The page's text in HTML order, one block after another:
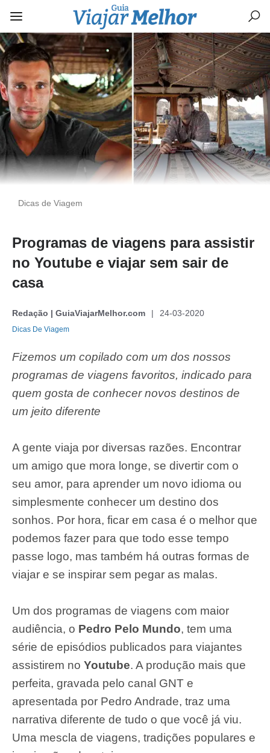
Dicas de Viagem
Programas de viagens para assistir
no Youtube e viajar sem sair de
casa
Redação | GuiaViajarMelhor.com 24-03-2020
Dicas De Viagem
Fizemos um copilado com um dos nossos
programas de viagens favoritos, indicado para
quem gosta de conhecer novos destinos de
um jeito diferente
A gente viaja por diversas razões. Encontrar
um amigo que mora longe, se divertir com o
seu amor, para aprender um novo idioma ou
simplesmente conhecer um destino dos
sonhos. Por hora, ficar em casa é o melhor que
podemos fazer para que todo esse tempo
passe logo, mas também há outras formas de
viajar e se inspirar sem pegar as malas.
Um dos programas de viagens com maior
audiência, o Pedro Pelo Mundo, tem uma
série de episódios publicados para viajantes
assistirem no Youtube. A produção mais que
perfeita, gravada pelo canal GNT e
apresentada por Pedro Andrade, traz uma
narrativa diferente de tudo o que você já viu.
Uma mescla de viagens, tradições populares e